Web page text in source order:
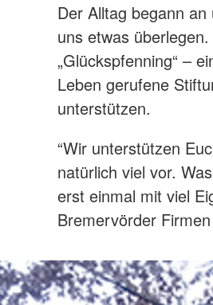
Der Alltag begann
uns etwas
„Glückspfenning“ –
Leben gerufene
unterstützen.
“Wir unterstützen
natürlich viel vor.
erst einmal mit viel
Bremervörder